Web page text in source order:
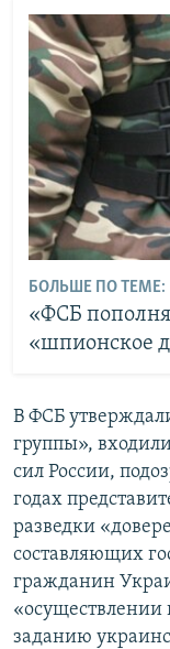
БОЛЬШЕ ПО ТЕМЕ:
«ФСБ
«шпионское
В ФСБ
группы»,
сил России,
годах
разведки
составляющих
гражданин
«осуществлении
заданию